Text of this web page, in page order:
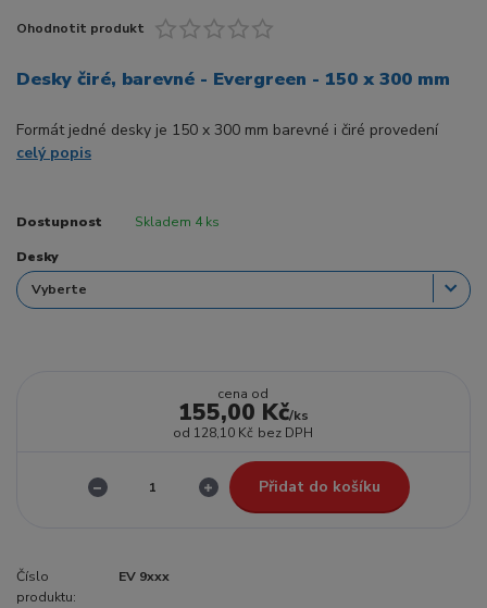
Ohodnotit produkt
Desky čiré, barevné - Evergreen - 150 x 300 mm
Formát jedné desky je 150 x 300 mm barevné i čiré provedení
celý popis
Dostupnost Skladem 4 ks
Desky
cena od
155,00 Kč/ks
od 128,10 Kč bez DPH
Přidat do košíku
Číslo
produktu:
EV 9xxx